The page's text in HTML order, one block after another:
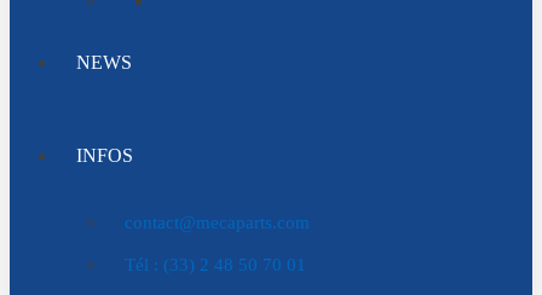
NEWS
INFOS
contact@mecaparts.com
Tél : (33) 2 48 50 70 01